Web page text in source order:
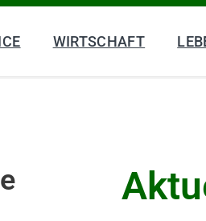
WIRTSCHAFT